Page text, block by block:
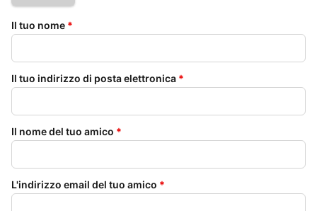
Il tuo nome *
Il tuo indirizzo di posta elettronica *
Il nome del tuo amico *
L'indirizzo email del tuo amico *